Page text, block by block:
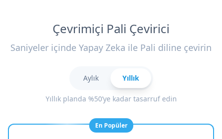
Çevrimiçi Pali Çevirici
Saniyeler içinde Yapay Zeka ile Pali diline çevirin
Aylık Yıllık
Yıllık planda %50’ye kadar tasarruf edin
En Popüler